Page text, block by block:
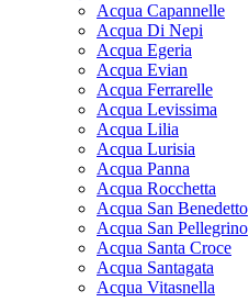
Acqua Capannelle
Acqua Di Nepi
Acqua Egeria
Acqua Evian
Acqua Ferrarelle
Acqua Levissima
Acqua Lilia
Acqua Lurisia
Acqua Panna
Acqua Rocchetta
Acqua San Benedetto
Acqua San Pellegrino
Acqua Santa Croce
Acqua Santagata
Acqua Vitasnella